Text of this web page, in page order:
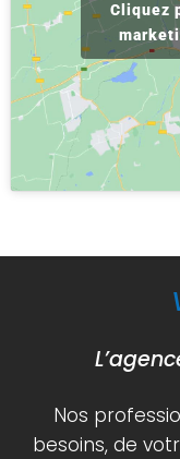
Cliquez
Nos
besoins, de